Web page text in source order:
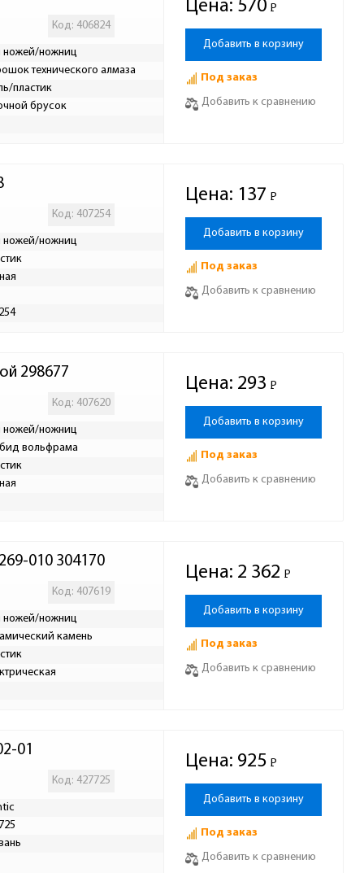
Код: 406824
ножей/ножниц
технического алмаза
пластик
брусок
Цена: 570 Р
-
Добавить в корзину
Под заказ
Добавить к сравнению
Код: 407254
ножей/ножниц
Цена: 137 Р
-
Добавить в корзину
Под заказ
Добавить к сравнению
298677
Код: 407620
ножей/ножниц
вольфрама
Цена: 293 Р
-
Добавить в корзину
Под заказ
Добавить к сравнению
010 304170
Код: 407619
ножей/ножниц
камень
Цена: 2 362 Р
-
Добавить в корзину
Под заказ
Добавить к сравнению
01
Код: 427725
Цена: 925 Р
-
Добавить в корзину
Под заказ
Добавить к сравнению